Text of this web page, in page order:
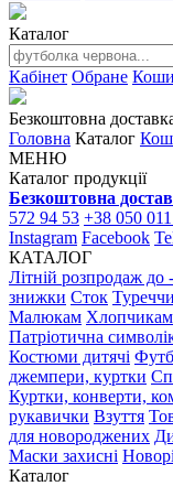
Каталог
Кабінет Обране
Безкоштовна
Головна Каталог
МЕНЮ
Каталог продукції
Безкоштовна
572 94 53 +38 050
Instagram Facebook
КАТАЛОГ
Літній розпродаж до
знижки Сток
Малюкам Хлопчикам
Патріотична
Костюми дитячі
джемпери, куртки
Куртки, конверти,
рукавички Взуття
для новороджених
Маски захисні
Каталог